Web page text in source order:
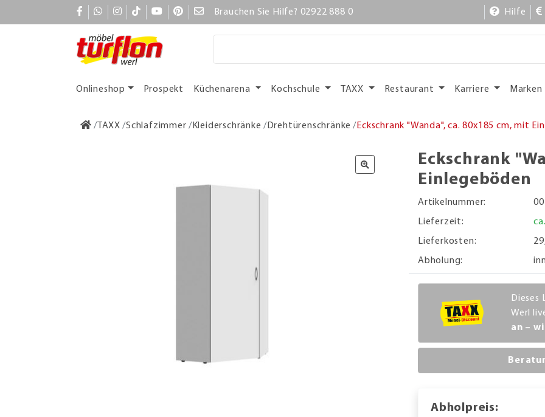
Brauchen Sie Hilfe? 02922 888 0 Hilfe
Onlineshop Prospekt Küchenarena Kochschule TAXX Restaurant Karriere Marken
TAXX Schlafzimmer Kleiderschränke Drehtürenschränke Eckschrank "Wanda", ca. 80x185 cm, mit
Eckschrank
Einlegeböden
Artikelnummer:
Lieferzeit:
Lieferkosten:
Abholung:
Dieses
Werl
an –
Abholpreis: